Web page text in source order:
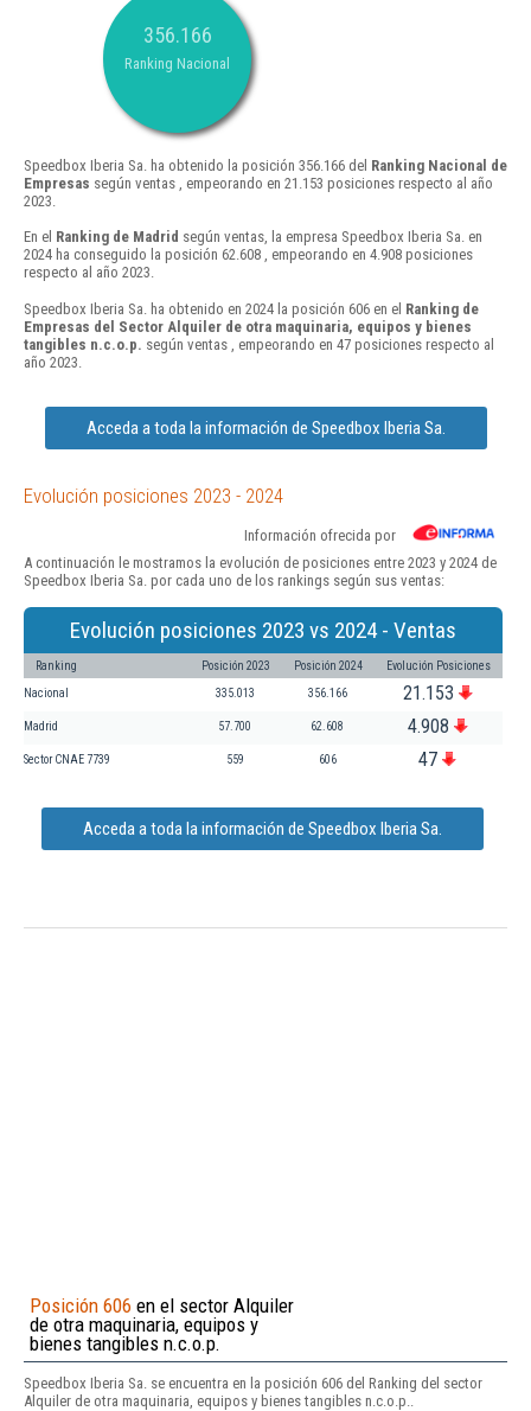
356.166
Ranking Nacional
Speedbox Iberia Sa. ha obtenido la posición 356.166 del Ranking Nacional de
Empresas según ventas , empeorando en 21.153 posiciones respecto al año
2023.
En el Ranking de Madrid según ventas, la empresa Speedbox Iberia Sa. en
2024 ha conseguido la posición 62.608 , empeorando en 4.908 posiciones
respecto al año 2023.
Speedbox Iberia Sa. ha obtenido en 2024 la posición 606 en el Ranking de
Empresas del Sector Alquiler de otra maquinaria, equipos y bienes
tangibles n.c.o.p. según ventas , empeorando en 47 posiciones respecto al
año 2023.
Acceda a toda la información de Speedbox Iberia Sa.
Evolución posiciones 2023 - 2024
Información ofrecida por
A continuación le mostramos la evolución de posiciones entre 2023 y 2024 de
Speedbox Iberia Sa. por cada uno de los rankings según sus ventas:
Evolución posiciones 2023 vs 2024 - Ventas
Ranking Posición 2023 Posición 2024 Evolución Posiciones
Nacional 335.013 356.166 21.153
Madrid 57.700 62.608 4.908
Sector CNAE 7739 559 606 47
Acceda a toda la información de Speedbox Iberia Sa.
Posición 606 en el sector Alquiler
de otra maquinaria, equipos y
bienes tangibles n.c.o.p.
Speedbox Iberia Sa. se encuentra en la posición 606 del Ranking del sector
Alquiler de otra maquinaria, equipos y bienes tangibles n.c.o.p..